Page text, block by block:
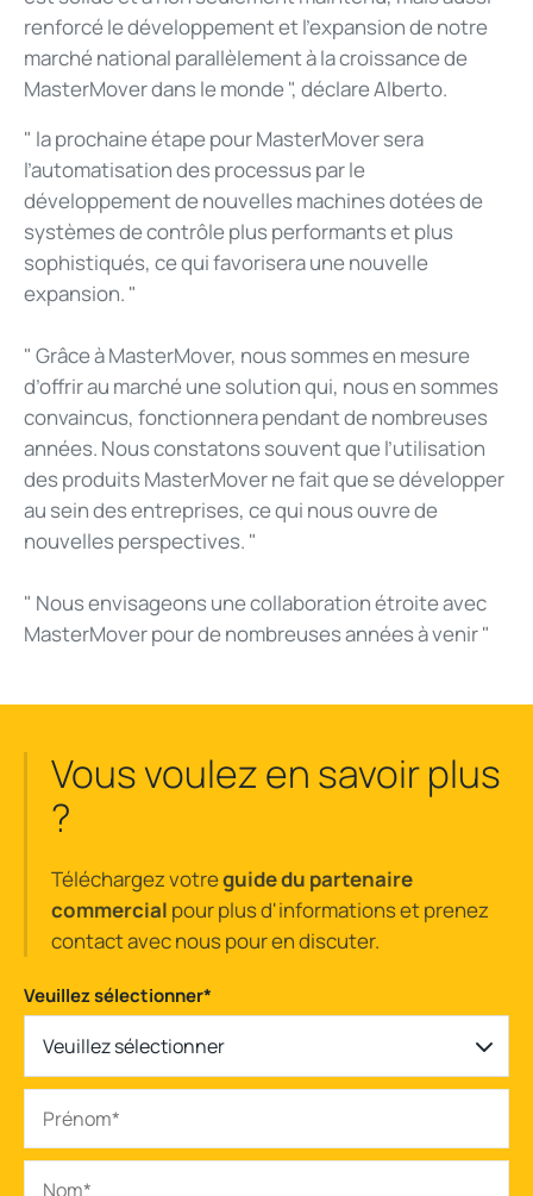
renforcé le développement et l’expansion de notre
marché national parallèlement à la croissance de
MasterMover dans le monde ", déclare Alberto.
" la prochaine étape pour MasterMover sera
l’automatisation des processus par le
développement de nouvelles machines dotées de
systèmes de contrôle plus performants et plus
sophistiqués, ce qui favorisera une nouvelle
expansion. "
" Grâce à MasterMover, nous sommes en mesure
d’offrir au marché une solution qui, nous en sommes
convaincus, fonctionnera pendant de nombreuses
années. Nous constatons souvent que l’utilisation
des produits MasterMover ne fait que se développer
au sein des entreprises, ce qui nous ouvre de
nouvelles perspectives. "
" Nous envisageons une collaboration étroite avec
MasterMover pour de nombreuses années à venir "
Vous voulez en savoir plus
?
Téléchargez votreguide du partenaire
commercial pour plus d'informations et prenez
contact avec nous pour en discuter.
Veuillez sélectionner*
Veuillez sélectionner